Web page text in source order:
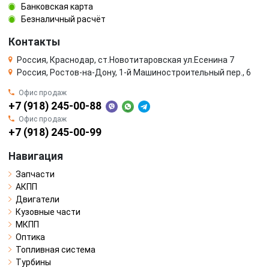
Банковская карта
Безналичный расчёт
Контакты
Россия, Краснодар, ст.Новотитаровская ул.Есенина 7
Россия, Ростов-на-Дону, 1-й Машиностроительный пер., 6
Офис продаж
+7 (918) 245-00-88
Офис продаж
+7 (918) 245-00-99
Навигация
Запчасти
АКПП
Двигатели
Кузовные части
МКПП
Оптика
Топливная система
Турбины